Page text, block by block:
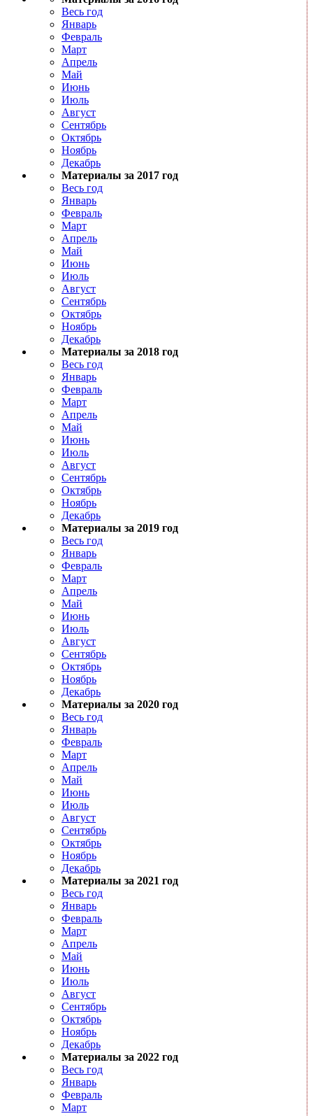
Весь год
Январь
Февраль
Март
Апрель
Май
Июнь
Июль
Август
Сентябрь
Октябрь
Ноябрь
Декабрь
Материалы за 2017 год
Весь год
Январь
Февраль
Март
Апрель
Май
Июнь
Июль
Август
Сентябрь
Октябрь
Ноябрь
Декабрь
Материалы за 2018 год
Весь год
Январь
Февраль
Март
Апрель
Май
Июнь
Июль
Август
Сентябрь
Октябрь
Ноябрь
Декабрь
Материалы за 2019 год
Весь год
Январь
Февраль
Март
Апрель
Май
Июнь
Июль
Август
Сентябрь
Октябрь
Ноябрь
Декабрь
Материалы за 2020 год
Весь год
Январь
Февраль
Март
Апрель
Май
Июнь
Июль
Август
Сентябрь
Октябрь
Ноябрь
Декабрь
Материалы за 2021 год
Весь год
Январь
Февраль
Март
Апрель
Май
Июнь
Июль
Август
Сентябрь
Октябрь
Ноябрь
Декабрь
Материалы за 2022 год
Весь год
Январь
Февраль
Март